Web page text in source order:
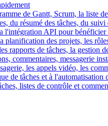
de Gantt, Scrum, la liste
du résumé des tâches, du
l'intégration API pour
des projets, les
rapports de tâches, la gestion
commentaires, messagerie
les appels vidéo, les
de tâches et à l'automatisation
listes de contrôle et